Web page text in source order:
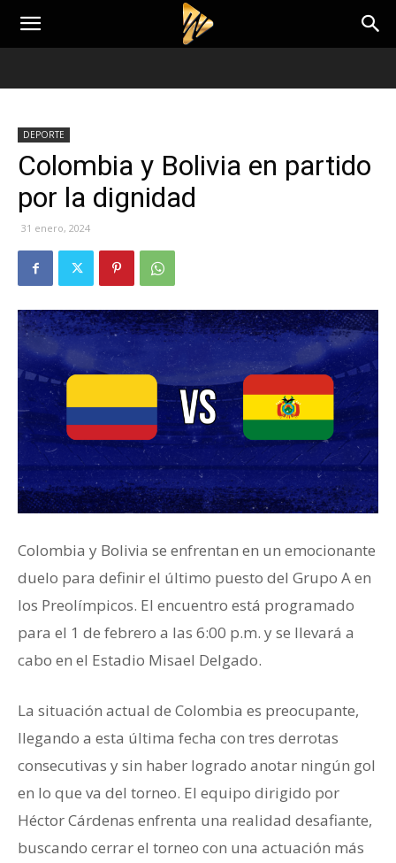
DEPORTE
Colombia y Bolivia en partido
por la dignidad
31 enero, 2024
Colombia y Bolivia se enfrentan en un emocionante
duelo para definir el último puesto del Grupo A en
los Preolímpicos. El encuentro está programado
para el 1 de febrero a las 6:00 p.m. y se llevará a
cabo en el Estadio Misael Delgado.
La situación actual de Colombia es preocupante,
llegando a esta última fecha con tres derrotas
consecutivas y sin haber logrado anotar ningún gol
en lo que va del torneo. El equipo dirigido por
Héctor Cárdenas enfrenta una realidad desafiante,
buscando cerrar el torneo con una actuación más